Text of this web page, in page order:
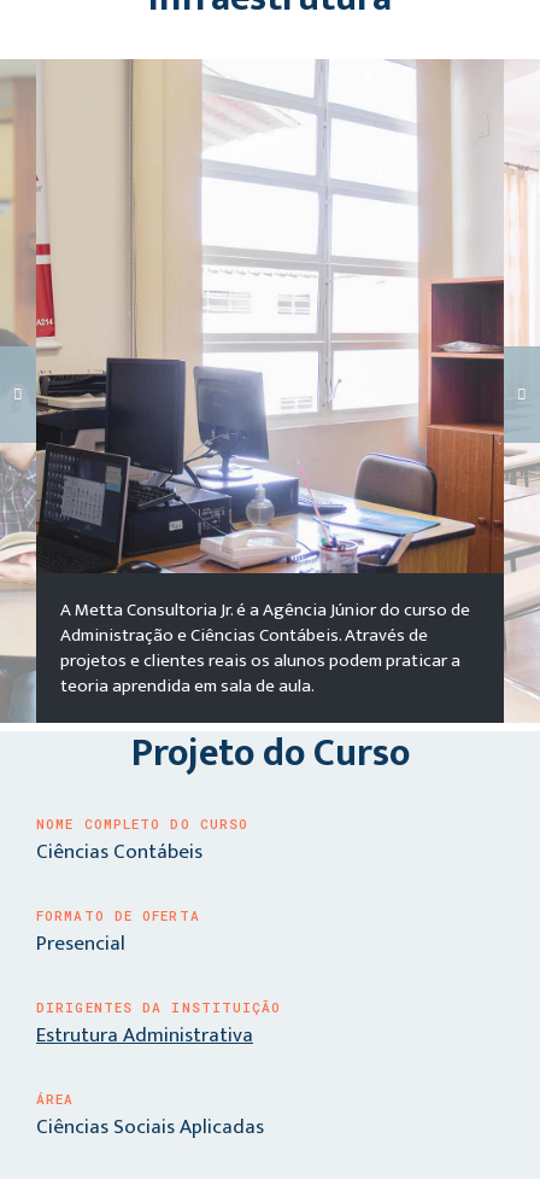
Carregando galeria...
A Metta Consultoria Jr. é a Agência Júnior do curso de
Administração e Ciências Contábeis. Através de
projetos e clientes reais os alunos podem praticar a
teoria aprendida em sala de aula.
Projeto do Curso
NOME COMPLETO DO CURSO
Ciências Contábeis
FORMATO DE OFERTA
Presencial
DIRIGENTES DA INSTITUIÇÃO
Estrutura Administrativa
ÁREA
Ciências Sociais Aplicadas